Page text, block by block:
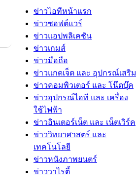
ข่าวไอทีหน้าแรก
ข่าวซอฟต์แวร์
ข่าวแอปพลิเคชัน
ข่าวเกมส์
ข่าวมือถือ
ข่าวแกดเจ็ต และ อุปกรณ์เสริม
ข่าวคอมพิวเตอร์ และ โน๊ตบุ๊ค
ข่าวอุปกรณ์ไอที และ เครื่อง
ใช้ไฟฟ้า
ข่าวอินเตอร์เน็ต และ เน็ตเวิร์ค
ข่าววิทยาศาสตร์ และ
เทคโนโลยี
ข่าวหนังภาพยนตร์
ข่าววาไรตี้